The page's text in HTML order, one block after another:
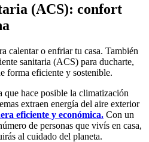
(ACS): confort
calentar o enfriar tu casa. También
sanitaria (ACS) para ducharte,
forma eficiente y sostenible.
hace posible la climatización
extraen energía del aire exterior
eficiente y económica. Con un
de personas que vivís en casa,
al cuidado del planeta.